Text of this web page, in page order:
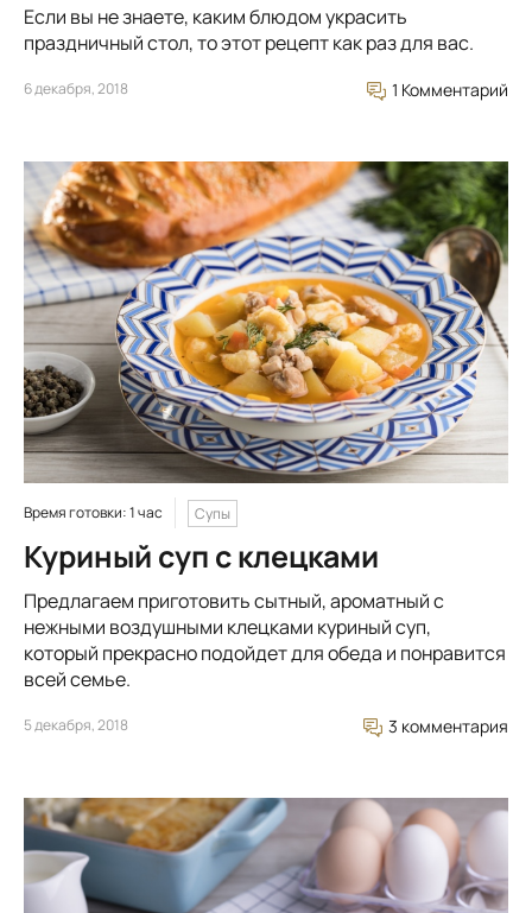
Если вы не знаете, каким блюдом украсить
праздничный стол, то этот рецепт как раз для вас.
6 декабря, 2018 1 Комментарий
Время готовки: 1 час Супы
Куриный суп с клецками
Предлагаем приготовить сытный, ароматный с
нежными воздушными клецками куриный суп,
который прекрасно подойдет для обеда и понравится
всей семье.
5 декабря, 2018 3 комментария